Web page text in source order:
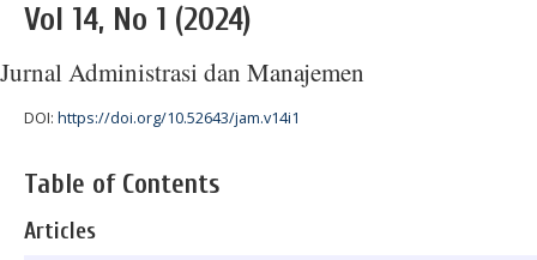
Vol 14, No 1 (2024)
Jurnal Administrasi dan Manajemen
DOI: https://doi.org/10.52643/jam.v14i1
Table of Contents
Articles